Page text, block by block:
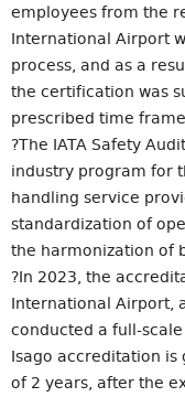
employees from the
International Airport
process, and as a
the certification was
prescribed time
?The IATA Safety
industry program for
handling service
standardization of
the harmonization of
?In 2023, the
International Airport,
conducted a full-
Isago accreditation
of 2 years, after the